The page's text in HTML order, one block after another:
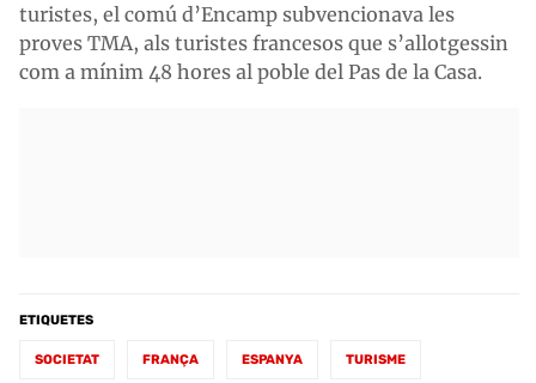
turistes, el comú d’Encamp subvencionava les
proves TMA, als turistes francesos que s’allotgessin
com a mínim 48 hores al poble del Pas de la Casa.
ETIQUETES
SOCIETAT FRANÇA ESPANYA TURISME